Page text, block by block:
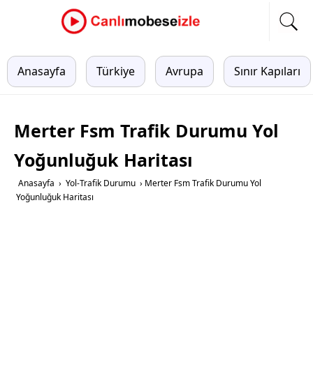
Anasayfa Türkiye Avrupa Sınır Kapıları
Merter Fsm Trafik Durumu Yol
Yoğunluğuk Haritası
Anasayfa › Yol-Trafik Durumu › Merter Fsm Trafik Durumu Yol
Yoğunluğuk Haritası